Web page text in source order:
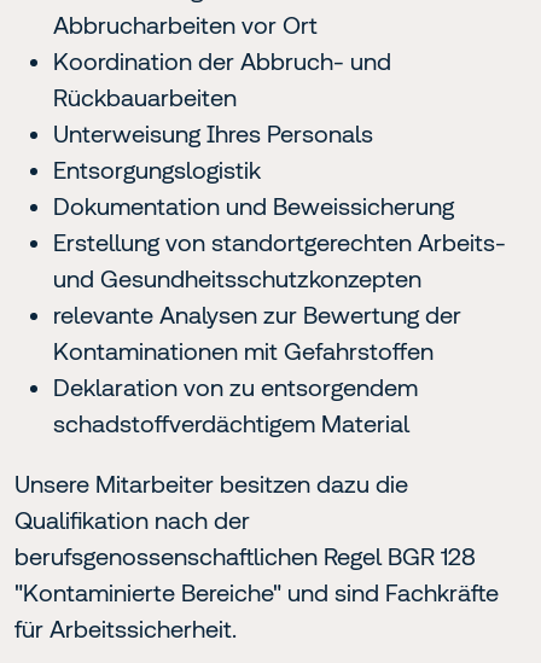
Abbrucharbeiten vor Ort
Koordination der Abbruch- und
Rückbauarbeiten
Unterweisung Ihres Personals
Entsorgungslogistik
Dokumentation und Beweissicherung
Erstellung von standortgerechten Arbeits-
und Gesundheitsschutzkonzepten
relevante Analysen zur Bewertung der
Kontaminationen mit Gefahrstoffen
Deklaration von zu entsorgendem
schadstoffverdächtigem Material
Unsere Mitarbeiter besitzen dazu die
Qualifikation nach der
berufsgenossenschaftlichen Regel BGR 128
"Kontaminierte Bereiche" und sind Fachkräfte
für Arbeitssicherheit.